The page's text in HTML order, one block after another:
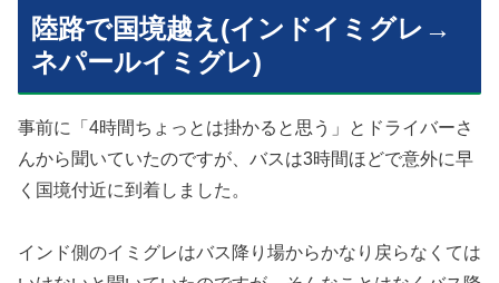
陸路で国境越え(インドイミグレ→
ネパールイミグレ)
事前に「4時間ちょっとは掛かると思う」とドライバーさ
んから聞いていたのですが、バスは3時間ほどで意外に早
く国境付近に到着しました。
インド側のイミグレはバス降り場からかなり戻らなくては